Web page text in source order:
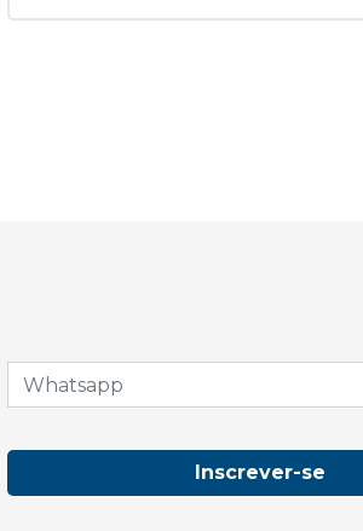
Inscrever-se